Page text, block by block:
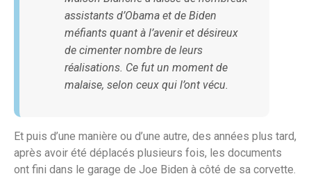
assistants d’Obama et de Biden
méfiants quant à l’avenir et désireux
de cimenter nombre de leurs
réalisations. Ce fut un moment de
malaise, selon ceux qui l’ont vécu.
Et puis d’une manière ou d’une autre, des années plus tard,
après avoir été déplacés plusieurs fois, les documents
ont fini dans le garage de Joe Biden à côté de sa corvette.